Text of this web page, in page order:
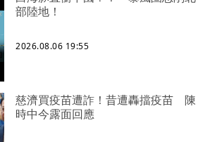
部陸地！
2026.08.06 19:55
慈濟買疫苗遭詐！昔遭轟擋疫苗 陳
時中今露面回應